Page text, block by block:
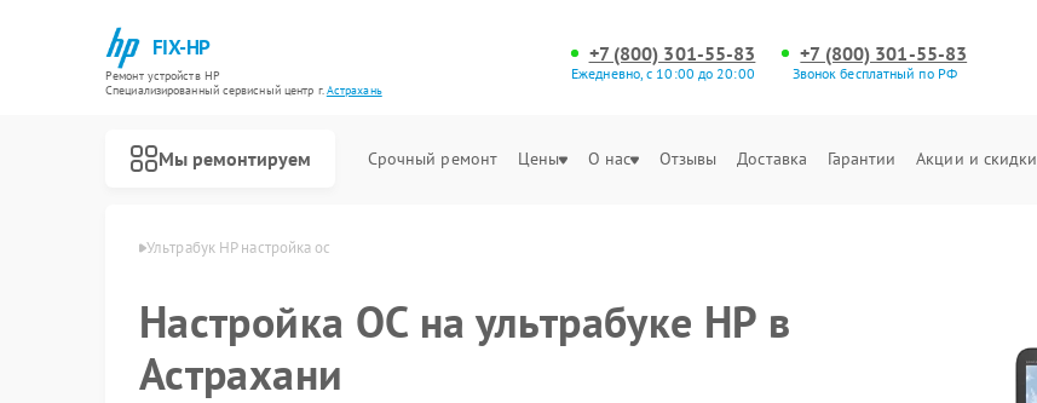
FIX-HP
Ремонт устройств HP
Специализированный cервисный центр г.Астрахань
+7 (800) 301-55-83
Ежедневно, с 10:00 до 20:00
+7 (800) 301-55-83
Звонок бесплатный по РФ
Мы ремонтируем Срочный ремонт Цены О нас Отзывы Доставка Гарантии Акции и скидки
HP в Астрахани Ультрабук HP настройка ос
Настройка ОС на ультрабуке HP в
Астрахани